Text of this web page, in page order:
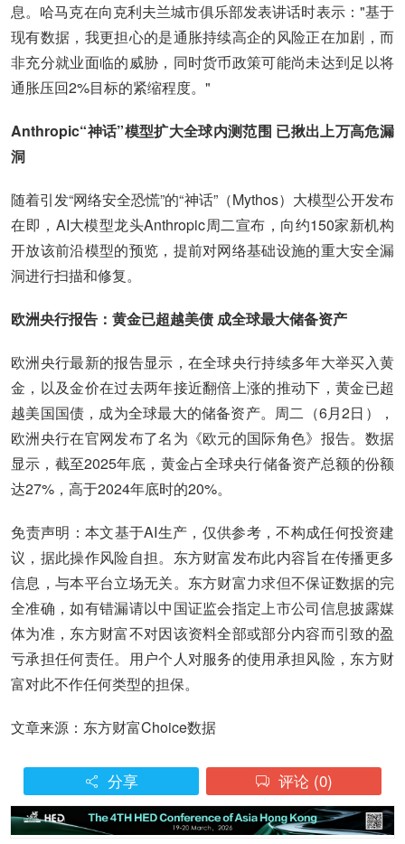
息。哈马克在向克利夫兰城市俱乐部发表讲话时表示："基于
现有数据，我更担心的是通胀持续高企的风险正在加剧，而
非充分就业面临的威胁，同时货币政策可能尚未达到足以将
通胀压回2%目标的紧缩程度。"
Anthropic“神话”模型扩大全球内测范围 已揪出上万高危漏
洞
随着引发“网络安全恐慌”的“神话”（Mythos）大模型公开发布
在即，AI大模型龙头Anthropic周二宣布，向约150家新机构
开放该前沿模型的预览，提前对网络基础设施的重大安全漏
洞进行扫描和修复。
欧洲央行报告：黄金已超越美债 成全球最大储备资产
欧洲央行最新的报告显示，在全球央行持续多年大举买入黄
金，以及金价在过去两年接近翻倍上涨的推动下，黄金已超
越美国国债，成为全球最大的储备资产。周二（6月2日），
欧洲央行在官网发布了名为《欧元的国际角色》报告。数据
显示，截至2025年底，黄金占全球央行储备资产总额的份额
达27%，高于2024年底时的20%。
免责声明：本文基于AI生产，仅供参考，不构成任何投资建
议，据此操作风险自担。东方财富发布此内容旨在传播更多
信息，与本平台立场无关。东方财富力求但不保证数据的完
全准确，如有错漏请以中国证监会指定上市公司信息披露媒
体为准，东方财富不对因该资料全部或部分内容而引致的盈
亏承担任何责任。用户个人对服务的使用承担风险，东方财
富对此不作任何类型的担保。
文章来源：东方财富Choice数据
 分享  评论 (0)